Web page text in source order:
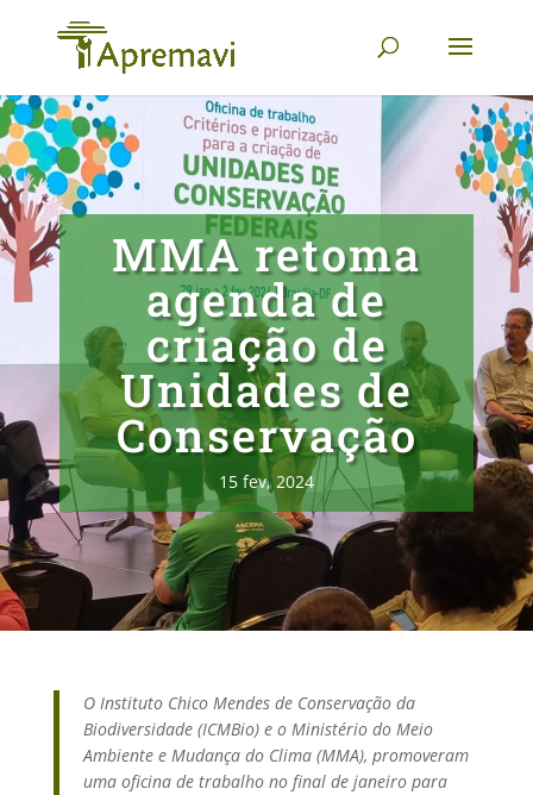
MMA retoma
agenda de
criação de
Unidades de
Conservação
15 fev, 2024
O Instituto Chico Mendes de Conservação da
Biodiversidade (ICMBio) e o Ministério do Meio
Ambiente e Mudança do Clima (MMA), promoveram
uma oficina de trabalho no final de janeiro para